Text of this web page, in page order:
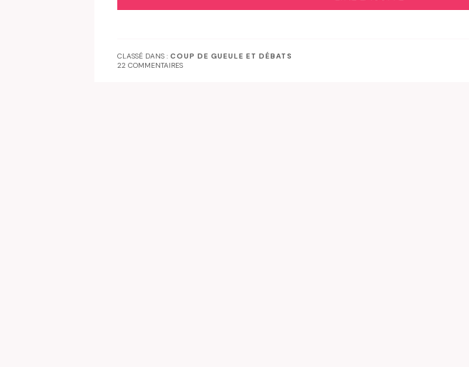
CLASSÉ DANS : COUP DE GUEULE ET DÉBATS
22 COMMENTAIRES